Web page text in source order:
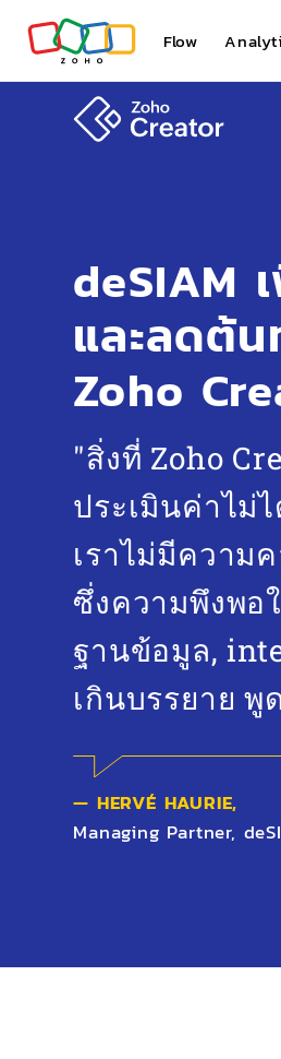
Flow
deSIAM
และลดต้
Zoho
"สิ่งที่ Zoho
ประเมินค่าไม่
เราไม่มีความ
ซึ่งความพึงพอ
ฐานข้อมูล,
เกินบรรยาย พู
— HERVÉ HAURIE,
Managing Partner,